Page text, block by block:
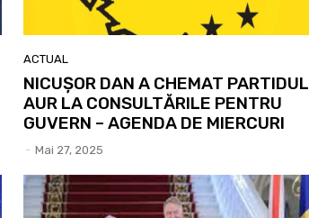
ACTUAL
NICUȘOR DAN A CHEMAT PARTIDUL
AUR LA CONSULTĂRILE PENTRU
GUVERN – AGENDA DE MIERCURI
- Mai 27, 2025